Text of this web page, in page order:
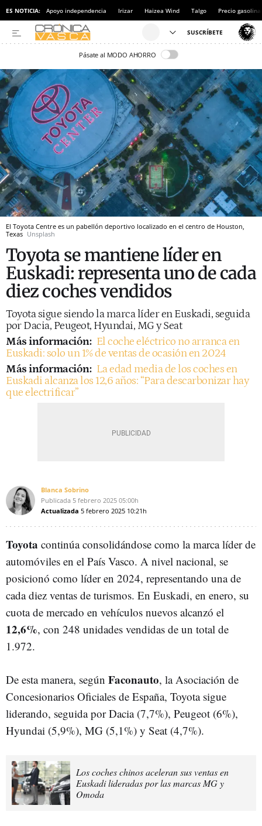
ES NOTICIA: Apoyo independencia Irizar Haizea Wind Talgo Precio gasolina
Pásate al MODO AHORRO
El Toyota Centre es un pabellón deportivo localizado en el centro de Houston,
Texas Unsplash
Toyota se mantiene líder en
Euskadi: representa uno de cada
diez coches vendidos
Toyota sigue siendo la marca líder en Euskadi, seguida
por Dacia, Peugeot, Hyundai, MG y Seat
Más información: El coche eléctrico no arranca en
Euskadi: solo un 1% de ventas de ocasión en 2024
Más información: La edad media de los coches en
Euskadi alcanza los 12,6 años: “Para descarbonizar hay
que electrificar”
Blanca Sobrino
Publicada 5 febrero 2025 05:00h
Actualizada 5 febrero 2025 10:21h
Toyota continúa consolidándose como la marca líder de
automóviles en el País Vasco. A nivel nacional, se
posicionó como líder en 2024, representando una de
cada diez ventas de turismos. En Euskadi, en enero, su
cuota de mercado en vehículos nuevos alcanzó el
12,6%, con 248 unidades vendidas de un total de
1.972.
De esta manera, según Faconauto, la Asociación de
Concesionarios Oficiales de España, Toyota sigue
liderando, seguida por Dacia (7,7%), Peugeot (6%),
Hyundai (5,9%), MG (5,1%) y Seat (4,7%).
Los coches chinos aceleran sus ventas en
Euskadi lideradas por las marcas MG y
Omoda